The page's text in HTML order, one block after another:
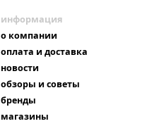
информация
о компании
оплата и доставка
новости
обзоры и советы
бренды
магазины